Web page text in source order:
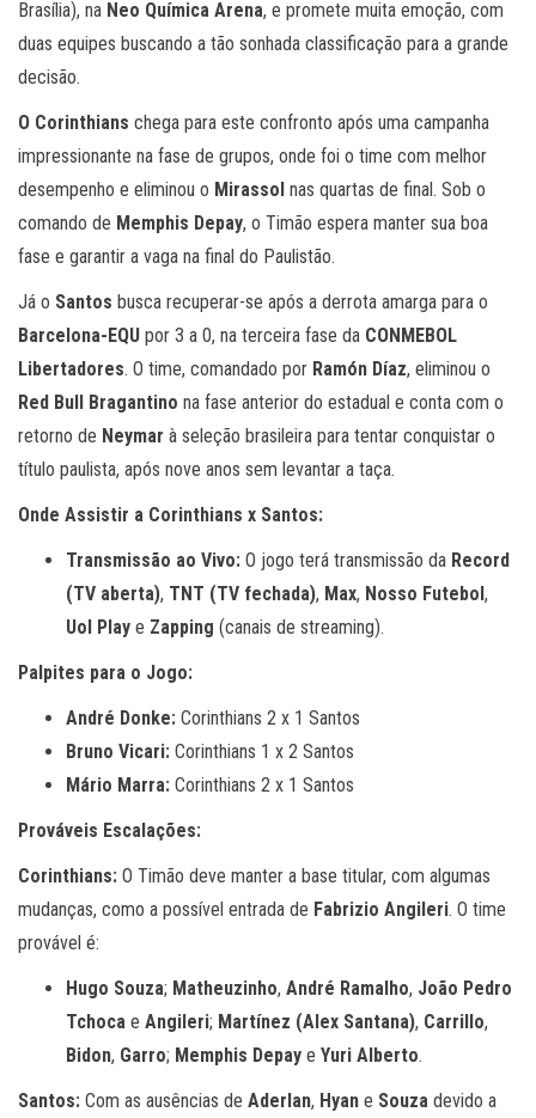
Brasília), na Neo Química Arena, e promete muita emoção, com
duas equipes buscando a tão sonhada classificação para a grande
decisão.
O Corinthians chega para este confronto após uma campanha
impressionante na fase de grupos, onde foi o time com melhor
desempenho e eliminou o Mirassol nas quartas de final. Sob o
comando de Memphis Depay, o Timão espera manter sua boa
fase e garantir a vaga na final do Paulistão.
Já o Santos busca recuperar-se após a derrota amarga para o
Barcelona-EQU por 3 a 0, na terceira fase da CONMEBOL
Libertadores. O time, comandado por Ramón Díaz, eliminou o
Red Bull Bragantino na fase anterior do estadual e conta com o
retorno de Neymar à seleção brasileira para tentar conquistar o
título paulista, após nove anos sem levantar a taça.
Onde Assistir a Corinthians x Santos:
Transmissão ao Vivo: O jogo terá transmissão da Record
(TV aberta), TNT (TV fechada), Max, Nosso Futebol ,
Uol Play e Zapping (canais de streaming).
Palpites para o Jogo:
André Donke: Corinthians 2 x 1 Santos
Bruno Vicari: Corinthians 1 x 2 Santos
Mário Marra: Corinthians 2 x 1 Santos
Prováveis Escalações:
Corinthians: O Timão deve manter a base titular, com algumas
mudanças, como a possível entrada de Fabrizio Angileri. O time
provável é:
Hugo Souza; Matheuzinho, André Ramalho, João Pedro
Tchoca e Angileri; Martínez (Alex Santana), Carrillo,
Bidon, Garro; Memphis Depay e Yuri Alberto.
Santos: Com as ausências de Aderlan, Hyan e Souza devido a